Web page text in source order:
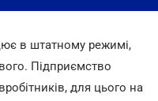
в штатному режимі,
Підприємство
для цього на